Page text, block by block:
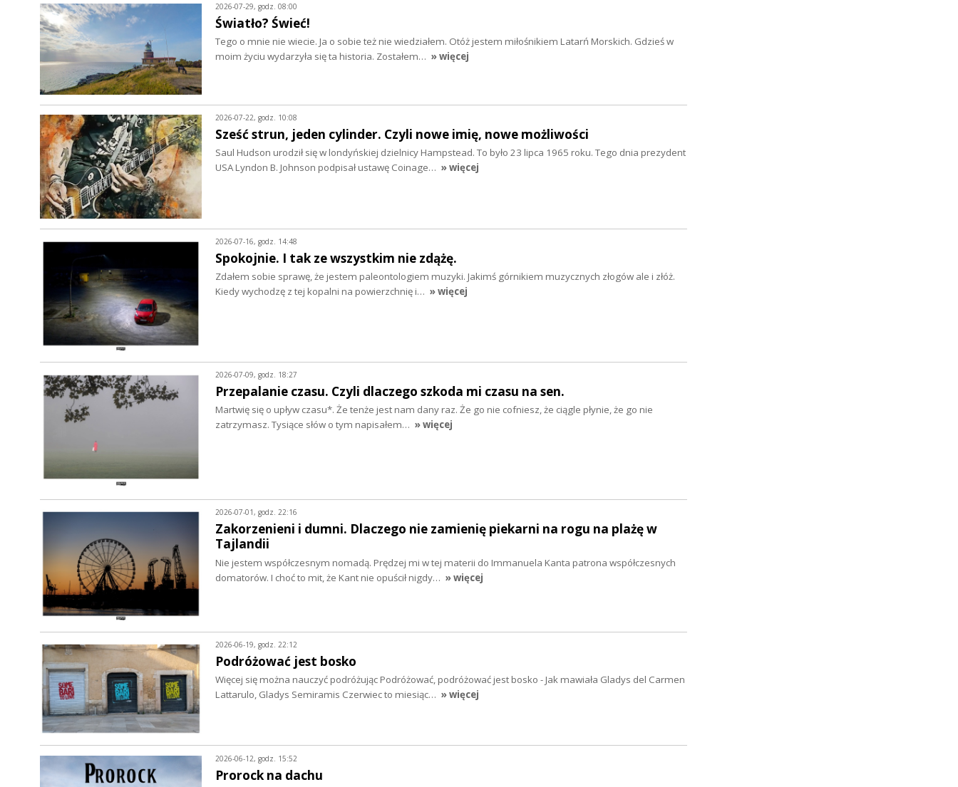
2026-07-29, godz. 08:00
Światło? Świeć!
Tego o mnie nie wiecie. Ja o sobie też nie wiedziałem. Otóż jestem miłośnikiem Latarń Morskich. Gdzieś w
moim życiu wydarzyła się ta historia. Zostałem… » więcej
2026-07-22, godz. 10:08
Sześć strun, jeden cylinder. Czyli nowe imię, nowe możliwości
Saul Hudson urodził się w londyńskiej dzielnicy Hampstead. To było 23 lipca 1965 roku. Tego dnia prezydent
USA Lyndon B. Johnson podpisał ustawę Coinage… » więcej
2026-07-16, godz. 14:48
Spokojnie. I tak ze wszystkim nie zdążę.
Zdałem sobie sprawę, że jestem paleontologiem muzyki. Jakimś górnikiem muzycznych złogów ale i złóż.
Kiedy wychodzę z tej kopalni na powierzchnię i… » więcej
2026-07-09, godz. 18:27
Przepalanie czasu. Czyli dlaczego szkoda mi czasu na sen.
Martwię się o upływ czasu*. Że tenże jest nam dany raz. Że go nie cofniesz, że ciągle płynie, że go nie
zatrzymasz. Tysiące słów o tym napisałem… » więcej
2026-07-01, godz. 22:16
Zakorzenieni i dumni. Dlaczego nie zamienię piekarni na rogu na plażę w
Tajlandii
Nie jestem współczesnym nomadą. Prędzej mi w tej materii do Immanuela Kanta patrona współczesnych
domatorów. I choć to mit, że Kant nie opuścił nigdy… » więcej
2026-06-19, godz. 22:12
Podróżować jest bosko
Więcej się można nauczyć podróżując Podróżować, podróżować jest bosko - Jak mawiała Gladys del Carmen
Lattarulo, Gladys Semiramis Czerwiec to miesiąc… » więcej
2026-06-12, godz. 15:52
Prorock na dachu